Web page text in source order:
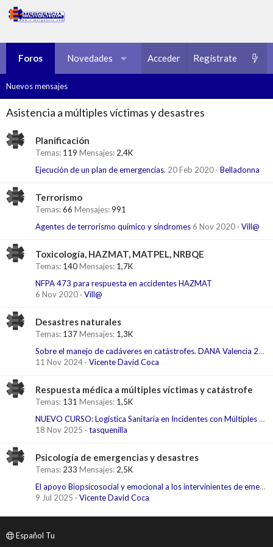
Foros Novedades Multimedia Recursos
Acceder Regístrate
Nuevos mensajes
Asistencia a múltiples víctimas y desastres
Planificación
Temas 119 Mensajes 2,4K
Ejecución de un plan de emergencias. 20 Feb 2020 Belladonna
Terrorismo
Temas 66 Mensajes 991
Agentes de terrorismo químico y síndromes 6 Nov 2020 Vill@
Toxicología, HAZMAT, MATPEL, NRBQE
Temas 140Mensajes 1,7K
NFPA 473 para respuesta en accidentes HAZMAT
6 Nov 2020
Vill@
Desastres naturales
Temas 137Mensajes 1,3K
Sobre el manejo de cadáveres en catástrofes. DANA Valencia 2024
11 Nov 2024
Vicente David Coca
Respuesta médica a múltiples víctimas y catástrofe
Temas 131 Mensajes 1,5K
NUEVO CURSO: Logística Sanitaria en Incidentes con Múltiples Víctimas
18 Nov 2025
tasquenilla
Psicología de emergencias y desastres
Temas 233 Mensajes 2,5K
El apoyo Biopsicosocial y emocional a los intervinientes de emergencias extrahospitalarias. Una necesidad manifiesta.
9 Jul 2025
Vicente David Coca
Español Tu